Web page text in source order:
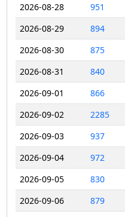
2026-08-28
951
2026-08-29
894
2026-08-30
875
2026-08-31
840
2026-09-01
866
2026-09-02
2285
2026-09-03
937
2026-09-04
972
2026-09-05
830
2026-09-06
879